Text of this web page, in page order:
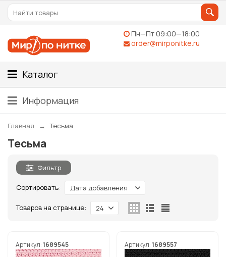
Пн—Пт 09:00—18:00
order@mirponitke.ru
Каталог
Информация
Главная Тесьма
Тесьма
Фильтр
Сортировать: Дата добавления
Товаров на странице: 24
Артикул:1689545 Артикул:1689557